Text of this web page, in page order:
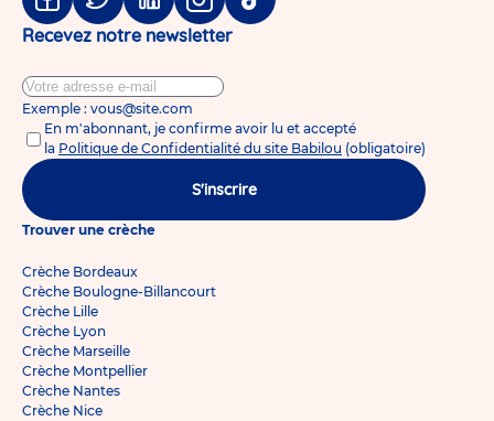
Facebook
TwitterLinkedinInstagram
Tiktok
Recevez notre newsletter
Exemple : vous@site.com
En m'abonnant, je confirme avoir lu et accepté
la Politique de Confidentialité du site Babilou (obligatoire)
S'inscrire
Trouver une crèche
Crèche Bordeaux
Crèche Boulogne-Billancourt
Crèche Lille
Crèche Lyon
Crèche Marseille
Crèche Montpellier
Crèche Nantes
Crèche Nice